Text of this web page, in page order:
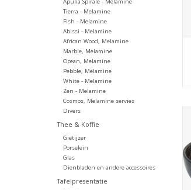
Tierra - Melamine
Fish - Melamine
Abissi - Melamine
African Wood, Melamine
Marble, Melamine
Ocean, Melamine
Pebble, Melamine
White - Melamine
Zen - Melamine
Cosmos, Melamine servies
Divers
Thee & Koffie
Gietijzer
Porselein
Glas
Dienbladen en andere accessoires
Tafelpresentatie